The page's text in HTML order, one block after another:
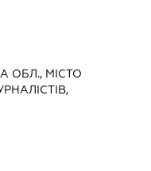
ОБЛ., МІСТО